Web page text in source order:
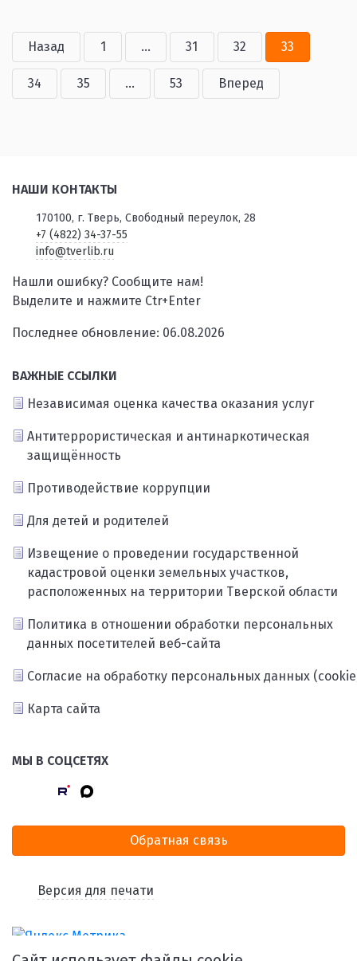
Назад 1 ... 31 32 33
34 35 ... 53 Вперед
НАШИ КОНТАКТЫ
170100, г. Тверь, Свободный переулок, 28
+7 (4822) 34-37-55
info@tverlib.ru
Нашли ошибку? Сообщите нам!
Выделите и нажмите Ctr+Enter
Последнее обновление: 06.08.2026
ВАЖНЫЕ ССЫЛКИ
Независимая оценка качества оказания услуг
Антитеррористическая и антинаркотическая
защищённость
Противодействие коррупции
Для детей и родителей
Извещение о проведении государственной
кадастровой оценки земельных участков,
расположенных на территории Тверской области
Политика в отношении обработки персональных
данных посетителей веб-сайта
Согласие на обработку персональных данных
Карта сайта
МЫ В СОЦСЕТЯХ
Обратная связь
Версия для печати